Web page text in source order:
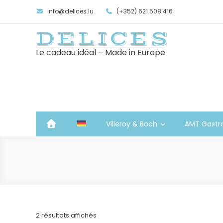
info@delices.lu (+352) 621 508 416
DELICES
Le cadeau idéal – Made in Europe
Villeroy & Boch AMT
2 résultats affichés